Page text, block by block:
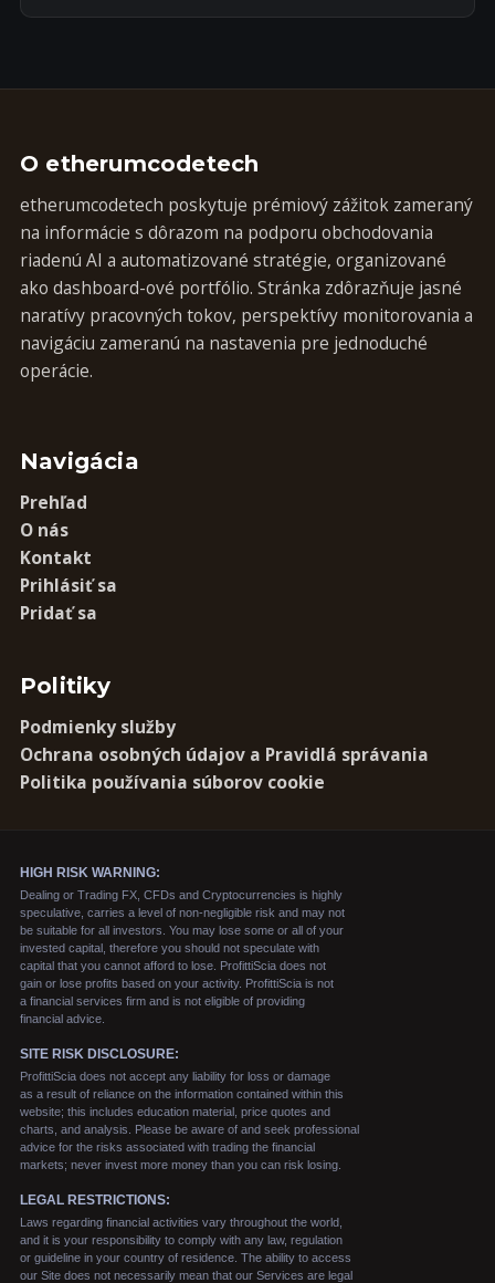
O etherumcodetech
etherumcodetech poskytuje prémiový zážitok zameraný
na informácie s dôrazom na podporu obchodovania
riadenú AI a automatizované stratégie, organizované
ako dashboard-ové portfólio. Stránka zdôrazňuje jasné
naratívy pracovných tokov, perspektívy monitorovania a
navigáciu zameranú na nastavenia pre jednoduché
operácie.
Navigácia
Prehľad
O nás
Kontakt
Prihlásiť sa
Pridať sa
Politiky
Podmienky služby
Ochrana osobných údajov a Pravidlá správania
Politika používania súborov cookie